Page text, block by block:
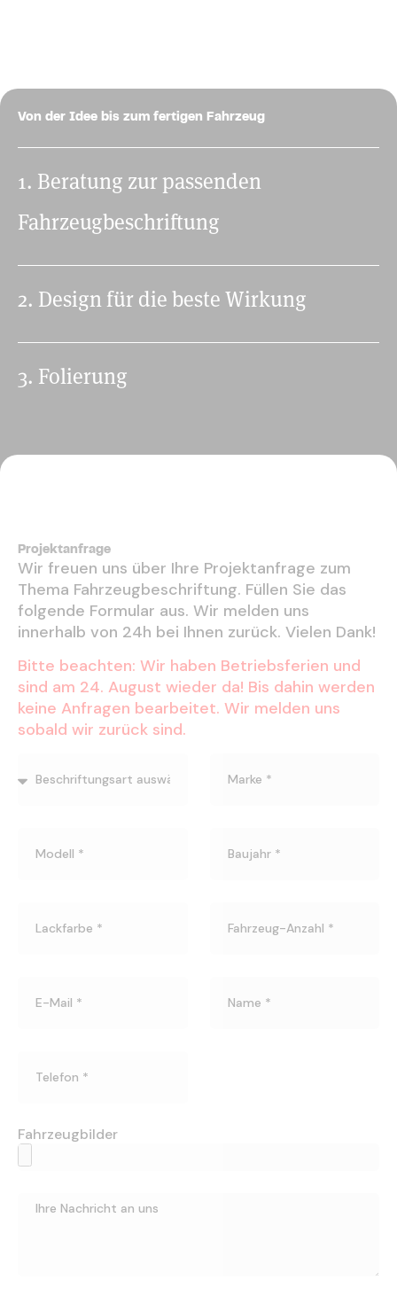
Von der Idee bis zum fertigen Fahrzeug
1. Beratung zur passenden
Fahrzeugbeschriftung
2. Design für die beste Wirkung
3. Folierung
Projektanfrage
Wir freuen uns über Ihre Projektanfrage zum
Thema Fahrzeugbeschriftung. Füllen Sie das
folgende Formular aus. Wir melden uns
innerhalb von 24h bei Ihnen zurück. Vielen Dank!
Bitte beachten: Wir haben Betriebsferien und
sind am 24. August wieder da! Bis dahin werden
keine Anfragen bearbeitet. Wir melden uns
sobald wir zurück sind.
Fahrzeugbilder